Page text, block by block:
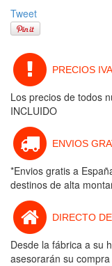
Tweet
PRECIOS
Los precios de todos
INCLUIDO
ENVIOS
*Envios gratis a
destinos de alta
DIRECTO
Desde la fábrica a su
asesorarán su compra